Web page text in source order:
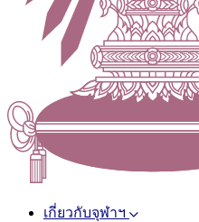
เกี่ยวกับจุฬาฯ